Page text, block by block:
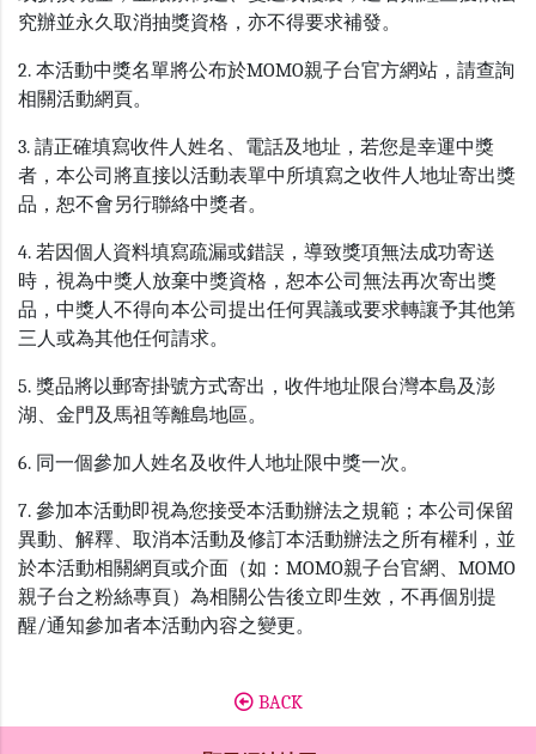
究辦並永久取消抽獎資格，亦不得要求補發。
2. 本活動中獎名單將公布於MOMO親子台官方網站，請查詢
相關活動網頁。
3. 請正確填寫收件人姓名、電話及地址，若您是幸運中獎
者，本公司將直接以活動表單中所填寫之收件人地址寄出獎
品，恕不會另行聯絡中獎者。
4. 若因個人資料填寫疏漏或錯誤，導致獎項無法成功寄送
時，視為中獎人放棄中獎資格，恕本公司無法再次寄出獎
品，中獎人不得向本公司提出任何異議或要求轉讓予其他第
三人或為其他任何請求。
5. 獎品將以郵寄掛號方式寄出，收件地址限台灣本島及澎
湖、金門及馬祖等離島地區。
6. 同一個參加人姓名及收件人地址限中獎一次。
7. 參加本活動即視為您接受本活動辦法之規範；本公司保留
異動、解釋、取消本活動及修訂本活動辦法之所有權利，並
於本活動相關網頁或介面（如：MOMO親子台官網、MOMO
親子台之粉絲專頁）為相關公告後立即生效，不再個別提
醒/通知參加者本活動內容之變更。
BACK